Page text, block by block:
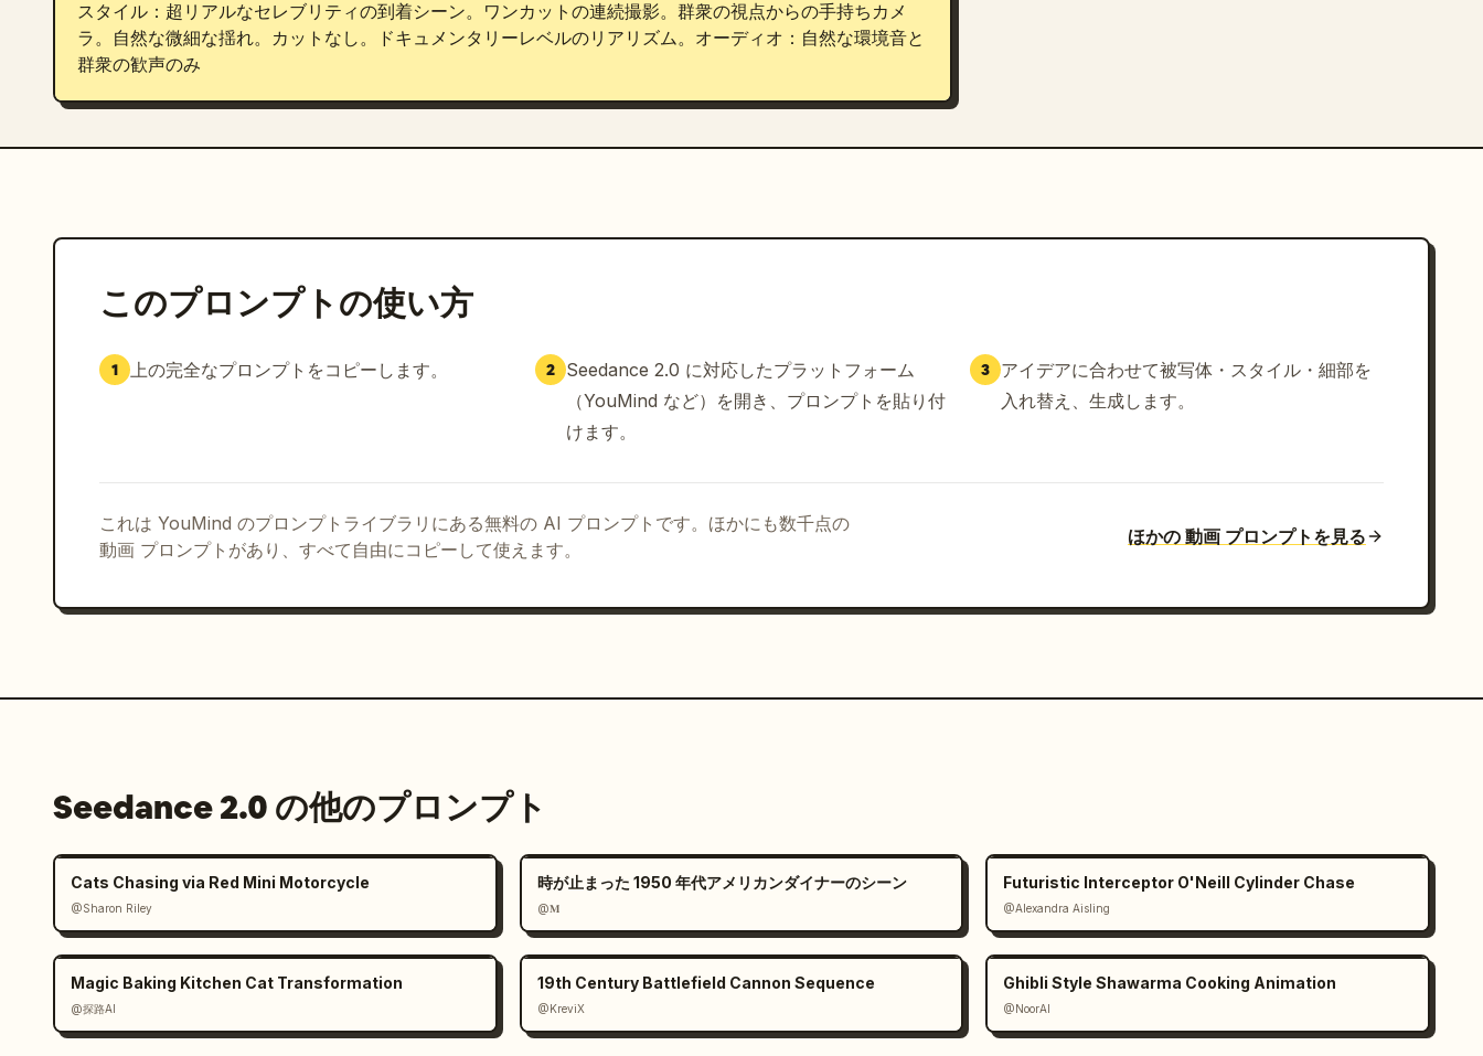
スタイル：超リアルなセレブリティの到着シーン。ワンカットの連続撮影。群衆の視点からの手持ちカメ
ラ。自然な微細な揺れ。カットなし。ドキュメンタリーレベルのリアリズム。オーディオ：自然な環境音と
群衆の歓声のみ
このプロンプトの使い方
1 上の完全なプロンプトをコピーします。 2 Seedance 2.0 に対応したプラットフォーム
（YouMind など）を開き、プロンプトを貼り付
けます。
3
アイデアに合わせて被写体・スタイル・細部を
入れ替え、生成します。
これは YouMind のプロンプトライブラリにある無料の AI プロンプトです。ほかにも数千点の
動画 プロンプトがあり、すべて自由にコピーして使えます。
ほかの 動画 プロンプトを見る
Seedance 2.0 の他のプロンプト
Cats Chasing via Red Mini Motorcycle
@Sharon Riley
時が止まった 1950 年代アメリカンダイナーのシーン
@𝐌
Futuristic Interceptor O'Neill Cylinder Chase
@Alexandra Aisling
Magic Baking Kitchen Cat Transformation
@探路AI
19th Century Battlefield Cannon Sequence
@KreviX
Ghibli Style Shawarma Cooking Animation
@NoorAI